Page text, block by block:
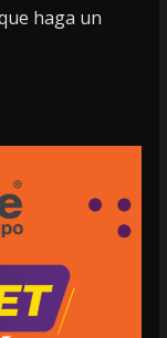
haga un